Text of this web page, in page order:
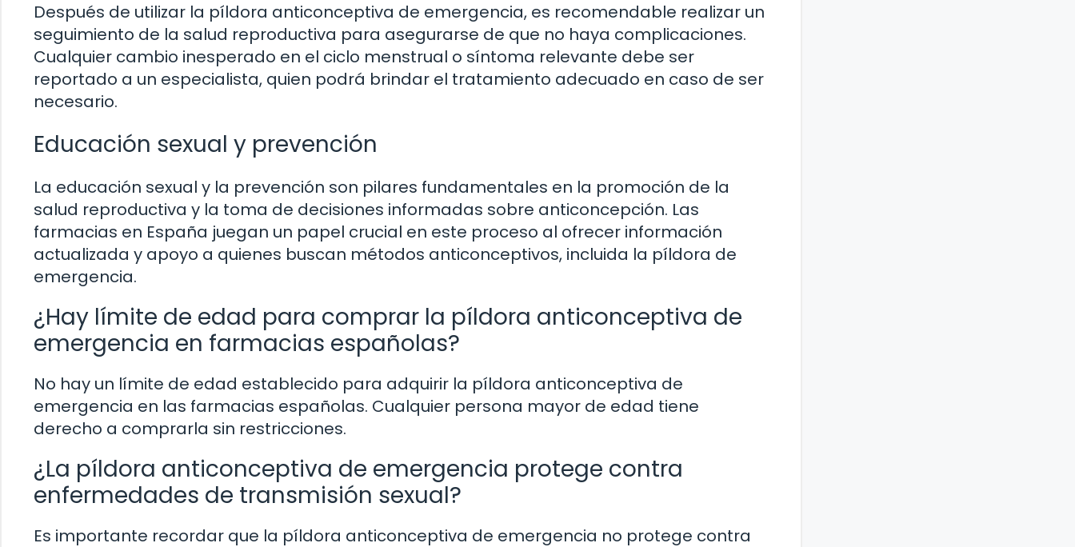
Después de utilizar la píldora anticonceptiva de emergencia, es recomendable realizar un
seguimiento de la salud reproductiva para asegurarse de que no haya complicaciones.
Cualquier cambio inesperado en el ciclo menstrual o síntoma relevante debe ser
reportado a un especialista, quien podrá brindar el tratamiento adecuado en caso de ser
necesario.
Educación sexual y prevención
La educación sexual y la prevención son pilares fundamentales en la promoción de la
salud reproductiva y la toma de decisiones informadas sobre anticoncepción. Las
farmacias en España juegan un papel crucial en este proceso al ofrecer información
actualizada y apoyo a quienes buscan métodos anticonceptivos, incluida la píldora de
emergencia.
¿Hay límite de edad para comprar la píldora anticonceptiva de
emergencia en farmacias españolas?
No hay un límite de edad establecido para adquirir la píldora anticonceptiva de
emergencia en las farmacias españolas. Cualquier persona mayor de edad tiene
derecho a comprarla sin restricciones.
¿La píldora anticonceptiva de emergencia protege contra
enfermedades de transmisión sexual?
Es importante recordar que la píldora anticonceptiva de emergencia no protege contra